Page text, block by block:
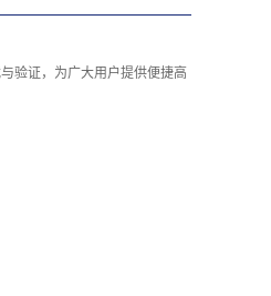
验证，为广大用户提供便捷高